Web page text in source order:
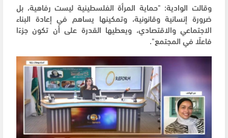
وقالت الوادية: "حماية المرأة الفلسطينية ليست رفاهية، بل
ضرورة إنسانية وقانونية، وتمكينها يساهم في إعادة البناء
الاجتماعي والاقتصادي، ويعطيها القدرة على أن تكون جزءًا
فاعلًا في المجتمع".